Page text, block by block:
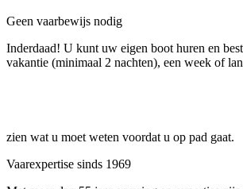
Geen vaarbewijs nodig
Inderdaad! U kunt uw eigen boot huren en
vakantie (minimaal 2 nachten), een week of
zien wat u moet weten voordat u op pad gaat.
Vaarexpertise sinds 1969